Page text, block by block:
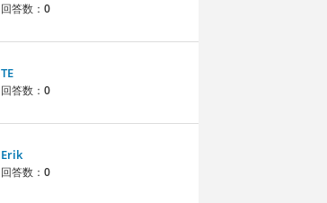
回答数： 0
TE
回答数： 0
Erik
回答数： 0